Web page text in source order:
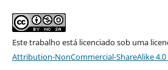
Este trabalho está licenciado sob uma
Attribution-NonCommercial-ShareAlike